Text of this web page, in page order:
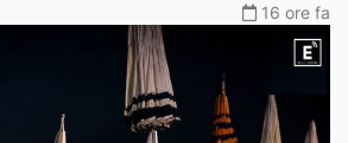
16 ore fa